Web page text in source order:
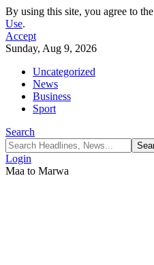
By using this site, you agree to the
Use.
Accept
Sunday, Aug 9, 2026
Uncategorized
News
Business
Sport
Search
Login
Maa to Marwa